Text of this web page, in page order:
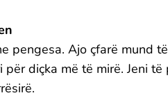
pengesa. Ajo çfarë mund
diçka më të mirë. Jeni të